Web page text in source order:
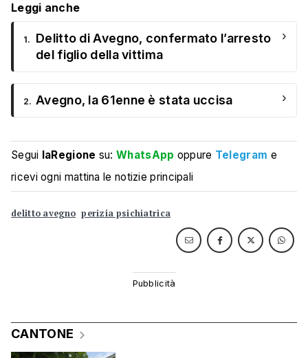
Leggi anche
1.
Delitto di Avegno, confermato l’arresto
del figlio della vittima
›
2. Avegno, la 61enne è stata uccisa ›
Segui laRegione su:WhatsApp oppure Telegram e
ricevi ogni mattina le notizie principali
delitto avegno perizia psichiatrica
CANTONE